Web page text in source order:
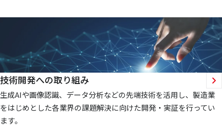
技術開発への取り組み
生成AIや画像認識、データ分析などの先端技術を活用し、製造業
をはじめとした各業界の課題解決に向けた開発・実証を行ってい
ます。